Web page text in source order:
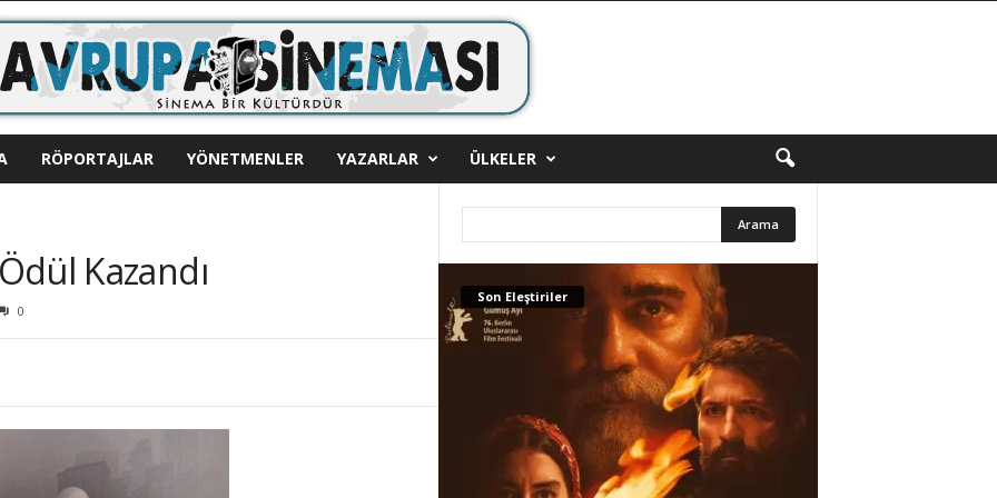
RÖPORTAJLAR YÖNETMENLER YAZARLAR ÜLKELER
Kazandı
0
Son Eleştiriler